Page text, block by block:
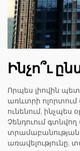
Ինչո՞ւ
Որպես լիովին
առևտրի ոլորտում
ունենում, ինչպես
Չենդուում